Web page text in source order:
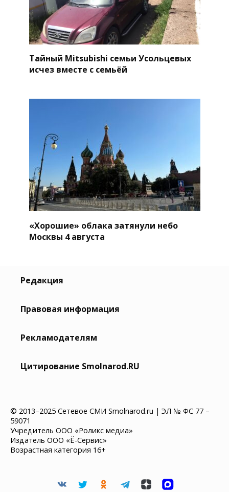
Тайный Mitsubishi семьи Усольцевых
исчез вместе с семьёй
«Хорошие» облака затянули небо
Москвы 4 августа
Редакция
Правовая информация
Рекламодателям
Цитирование Smolnarod.RU
© 2013–2025 Сетевое СМИ Smolnarod.ru | ЭЛ № ФС 77 –
59071
Учредитель ООО «Роликс медиа»
Издатель ООО «Ё-Сервис»
Возрастная категория 16+